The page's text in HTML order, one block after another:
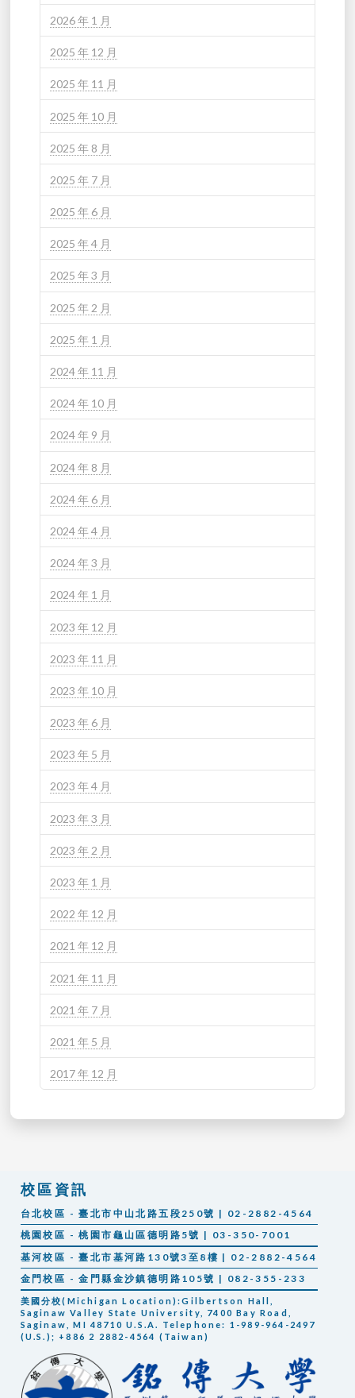
2026 年 1 月
2025 年 12 月
2025 年 11 月
2025 年 10 月
2025 年 8 月
2025 年 7 月
2025 年 6 月
2025 年 4 月
2025 年 3 月
2025 年 2 月
2025 年 1 月
2024 年 11 月
2024 年 10 月
2024 年 9 月
2024 年 8 月
2024 年 6 月
2024 年 4 月
2024 年 3 月
2024 年 1 月
2023 年 12 月
2023 年 11 月
2023 年 10 月
2023 年 6 月
2023 年 5 月
2023 年 4 月
2023 年 3 月
2023 年 2 月
2023 年 1 月
2022 年 12 月
2021 年 12 月
2021 年 11 月
2021 年 7 月
2021 年 5 月
2017 年 12 月
校區資訊
台北校區 - 臺北市中山北路五段250號 | 02-2882-4564
桃園校區 - 桃園市龜山區德明路5號 | 03-350-7001
基河校區 - 臺北市基河路130號3至8樓 | 02-2882-4564
金門校區 - 金門縣金沙鎮德明路105號 | 082-355-233
美國分校(Michigan Location):Gilbertson Hall,
Saginaw Valley State University, 7400 Bay Road,
Saginaw, MI 48710 U.S.A. Telephone: 1-989-964-2497
(U.S.); +886 2 2882-4564 (Taiwan)